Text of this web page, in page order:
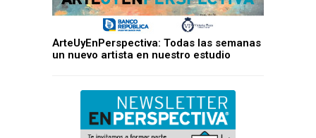
ArteUyEnPerspectiva: Todas las semanas
un nuevo artista en nuestro estudio